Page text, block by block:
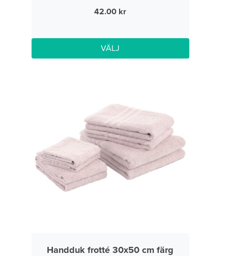
42.00
VÄLJ
Handduk frotté 30x50 cm färg